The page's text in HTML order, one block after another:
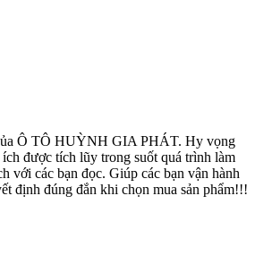
Ô TÔ HUỲNH GIA PHÁT. Hy vọng
được tích lũy trong suốt quá trình làm
với các bạn đọc. Giúp các bạn vận hành
định đúng đắn khi chọn mua sản phẩm!!!